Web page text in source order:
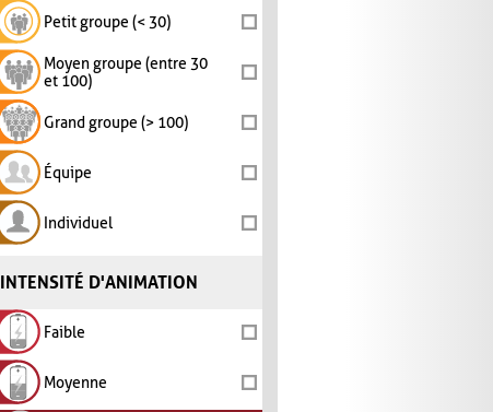
Petit groupe (< 30)
Moyen groupe (entre 30
et 100)
Grand groupe (> 100)
Équipe
Individuel
INTENSITÉ D'ANIMATION
Faible
Moyenne